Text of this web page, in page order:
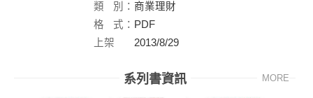
類
別： 商業理財
格
式： PDF
上架
2013/8/29
系列書資訊 MORE